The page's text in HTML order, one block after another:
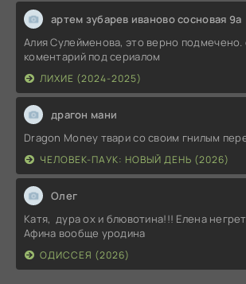
артем зубарев иваново сосновая 9а
Алия Сулейменова, это верно подмечено.
коментарий под сериалом
ЛИХИЕ (2024-2025)
драгон мани
Dragon Money твари со своим гнилым
ЧЕЛОВЕК-ПАУК: НОВЫЙ ДЕНЬ (2026)
Олег
Катя, дура ох и блювотина!!! Елена
Афина вообще уродина
ОДИССЕЯ (2026)